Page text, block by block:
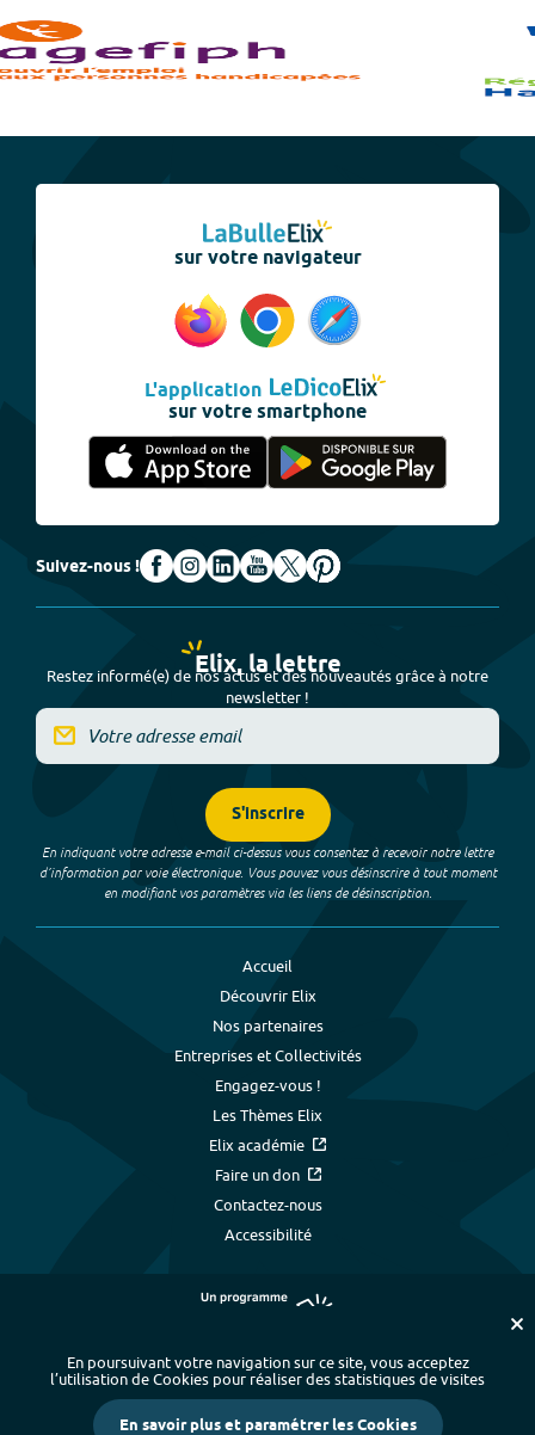
sur votre navigateur
L'application
sur votre smartphone
Suivez-nous !
Elix, la lettre
Restez informé(e) de nos actus et des nouveautés grâce à notre
newsletter !
S'inscrire
En indiquant votre adresse e-mail ci-dessus vous consentez à recevoir notre lettre
d’information par voie électronique. Vous pouvez vous désinscrire à tout moment
en modifiant vos paramètres via les liens de désinscription.
Accueil
Découvrir Elix
Nos partenaires
Entreprises et Collectivités
Engagez-vous !
Les Thèmes Elix
Elix académie
Faire un don
Contactez-nous
Accessibilité
Plan du site - Index alphabétique
-
Mentions légales et données personnelles
- Paramétrer les cookies
En poursuivant votre navigation sur ce site, vous acceptez
l’utilisation de Cookies pour réaliser des statistiques de visites
En savoir plus et paramétrer les Cookies